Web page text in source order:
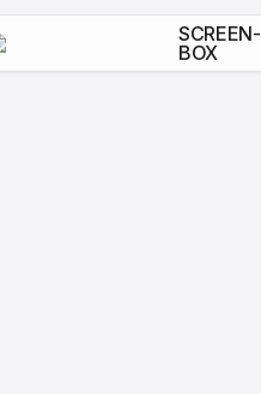
SCREEN-
BOX